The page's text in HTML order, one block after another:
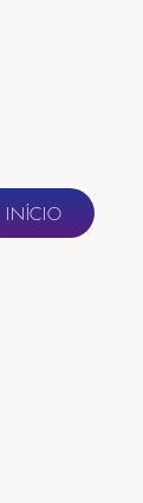
INÍCIO